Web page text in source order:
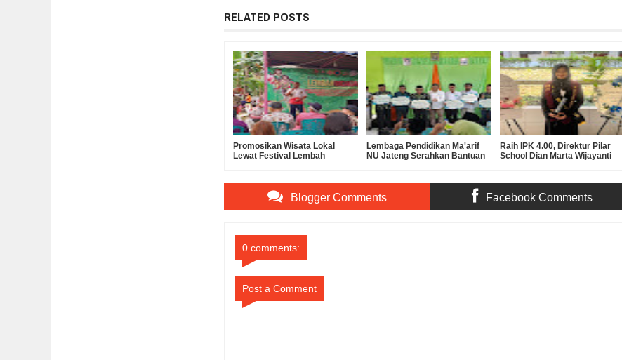
RELATED POSTS
Promosikan Wisata Lokal
Lewat Festival Lembah
Lembaga Pendidikan Ma'arif
NU Jateng Serahkan Bantuan
Raih IPK 4.00, Direktur Pilar
School Dian Marta Wijayanti
Blogger Comments Facebook Comments
0 comments:
Post a Comment